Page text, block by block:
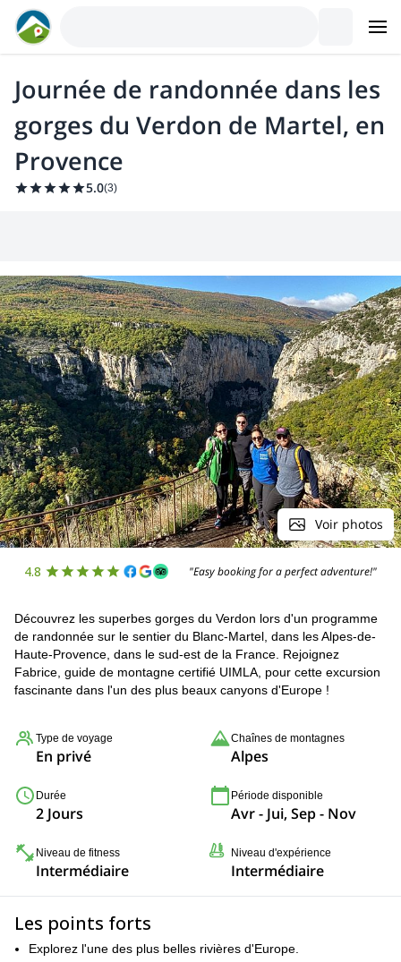
Journée de randonnée dans les
gorges du Verdon de Martel, en
Provence
5.0(3)
Voir photos
4.8 "Easy booking for a perfect adventure!"
Découvrez les superbes gorges du Verdon lors d'un programme
de randonnée sur le sentier du Blanc-Martel, dans les Alpes-de-
Haute-Provence, dans le sud-est de la France. Rejoignez
Fabrice, guide de montagne certifié UIMLA, pour cette excursion
fascinante dans l'un des plus beaux canyons d'Europe !
Type de voyage
En privé
Chaînes de montagnes
Alpes
Durée
2 Jours
Période disponible
Avr - Jui, Sep - Nov
Niveau de fitness
Intermédiaire
Niveau d'expérience
Intermédiaire
Les points forts
Explorez l'une des plus belles rivières d'Europe.